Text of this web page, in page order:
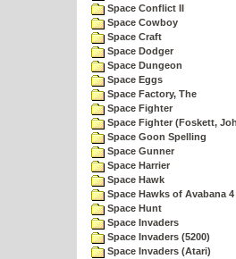
Space Conflict II
Space Cowboy
Space Craft
Space Dodger
Space Dungeon
Space Eggs
Space Factory, The
Space Fighter
Space Fighter (Foskett,
Space Goon Spelling
Space Gunner
Space Harrier
Space Hawk
Space Hawks of Avabana 4
Space Hunt
Space Invaders
Space Invaders (5200)
Space Invaders (Atari)